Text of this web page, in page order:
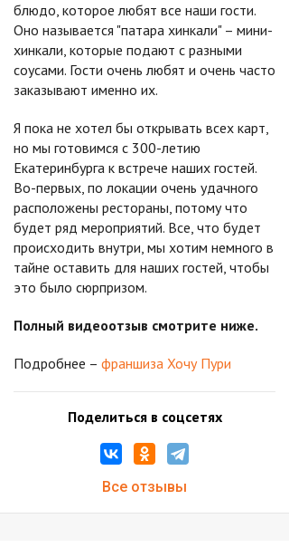
блюдо, которое любят все наши гости.
Оно называется "патара хинкали" – мини-
хинкали, которые подают с разными
соусами. Гости очень любят и очень часто
заказывают именно их.
Я пока не хотел бы открывать всех карт,
но мы готовимся с 300-летию
Екатеринбурга к встрече наших гостей.
Во-первых, по локации очень удачного
расположены рестораны, потому что
будет ряд мероприятий. Все, что будет
происходить внутри, мы хотим немного в
тайне оставить для наших гостей, чтобы
это было сюрпризом.
Полный видеоотзыв смотрите ниже.
Подробнее – франшиза Хочу Пури
Поделиться в соцсетях
Все отзывы